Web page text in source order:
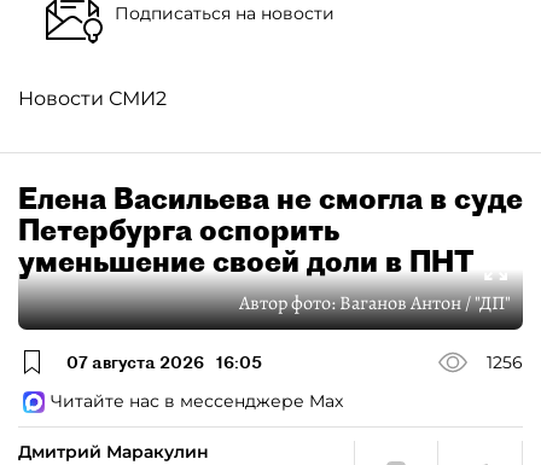
Подписаться на новости
Новости СМИ2
Елена Васильева не смогла в суде
Петербурга оспорить
уменьшение своей доли в ПНТ
Автор фото:Ваганов Антон / "ДП"
07 августа 2026 16:05
1256
Читайте нас в мессенджере Max
Дмитрий Маракулин